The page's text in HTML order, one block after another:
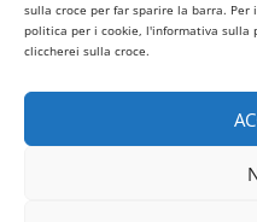
sulla croce per far sparire la barra.
politica per i cookie, l'informativa sulla
cliccherei sulla croce.
Profilo Twitter
Termini di utilizzo